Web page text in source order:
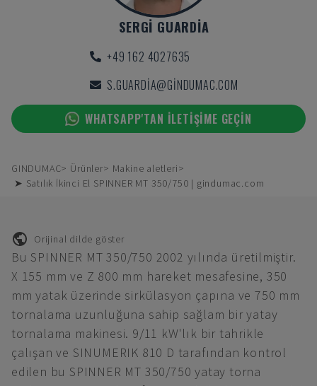
SERGI GUARDIA
+49 162 4027635
S.GUARDIA@GINDUMAC.COM
WHATSAPP'TAN ILETIŞIME GEÇIN
GINDUMAC Ürünler
Makine aletleri
➤ Satılık İkinci El SPINNER MT 350/750 | gindumac.com
Orijinal dilde göster
Bu SPINNER MT 350/750 2002 yılında üretilmiştir.
X 155 mm ve Z 800 mm hareket mesafesine, 350
mm yatak üzerinde sirkülasyon çapına ve 750 mm
tornalama uzunluğuna sahip sağlam bir yatay
tornalama makinesi. 9/11 kW'lık bir tahrikle
çalışan ve SINUMERIK 810 D tarafından kontrol
edilen bu SPINNER MT 350/750 yatay torna